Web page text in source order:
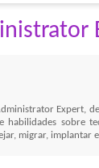
Expert,
habilidades sobre
migrar,